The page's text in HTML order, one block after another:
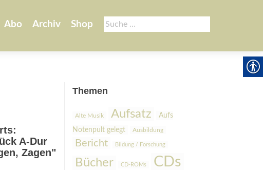
Suche
nach:
Abo Archiv Shop
A-Dur
Zagen"
Themen
Alte Musik Aufsatz
Aufs
Notenpult gelegt
Ausbildung
Bericht Bildung / Forschung
Bücher CD-ROMs CDs